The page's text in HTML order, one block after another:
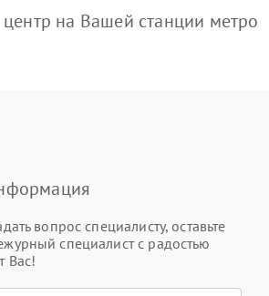
на Вашей станции метро
вопрос специалисту, оставьте
специалист с радостью
Вас!